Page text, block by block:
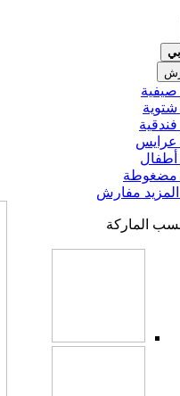
مضغوطة
مفارش
الماركة